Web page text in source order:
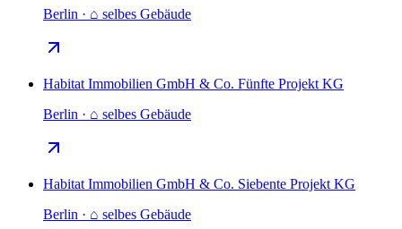
Berlin · ⌂ selbes Gebäude
Habitat Immobilien GmbH & Co. Fünfte Projekt KG
Berlin · ⌂ selbes Gebäude
Habitat Immobilien GmbH & Co. Siebente Projekt KG
Berlin · ⌂ selbes Gebäude